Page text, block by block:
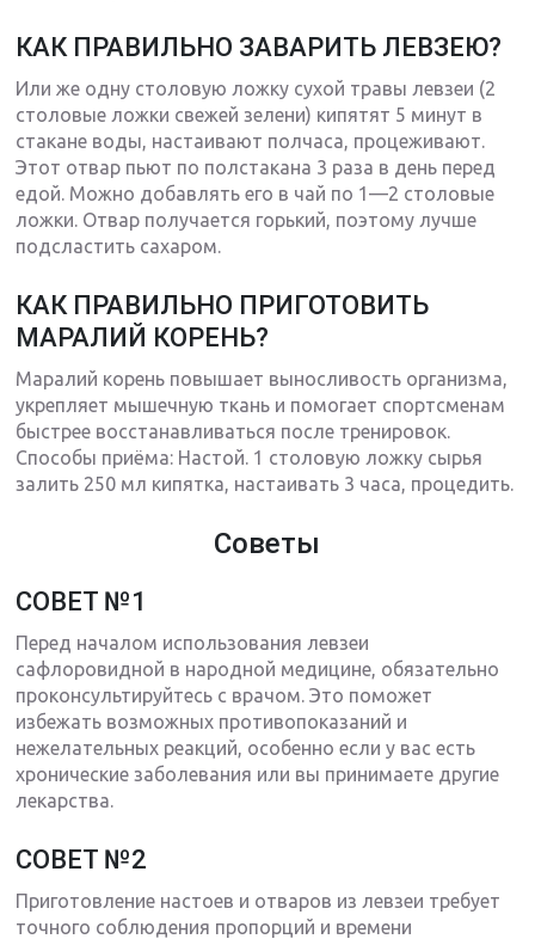
КАК ПРАВИЛЬНО ЗАВАРИТЬ ЛЕВЗЕЮ?
Или же одну столовую ложку сухой травы левзеи (2
столовые ложки свежей зелени) кипятят 5 минут в
стакане воды, настаивают полчаса, процеживают.
Этот отвар пьют по полстакана 3 раза в день перед
едой. Можно добавлять его в чай по 1—2 столовые
ложки. Отвар получается горький, поэтому лучше
подсластить сахаром.
КАК ПРАВИЛЬНО ПРИГОТОВИТЬ
МАРАЛИЙ КОРЕНЬ?
Маралий корень повышает выносливость организма,
укрепляет мышечную ткань и помогает спортсменам
быстрее восстанавливаться после тренировок.
Способы приёма: Настой. 1 столовую ложку сырья
залить 250 мл кипятка, настаивать 3 часа, процедить.
Советы
СОВЕТ №1
Перед началом использования левзеи
сафлоровидной в народной медицине, обязательно
проконсультируйтесь с врачом. Это поможет
избежать возможных противопоказаний и
нежелательных реакций, особенно если у вас есть
хронические заболевания или вы принимаете другие
лекарства.
СОВЕТ №2
Приготовление настоев и отваров из левзеи требует
точного соблюдения пропорций и времени